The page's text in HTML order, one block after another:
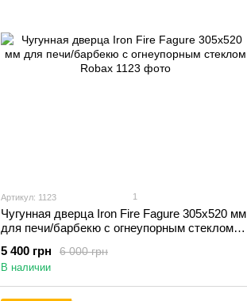
Артикул: 1123 1
Чугунная дверца Iron Fire Fagure 305х520 мм
для печи/барбекю с огнеупорным стеклом
6 000 грн
5 400 грн
В наличии